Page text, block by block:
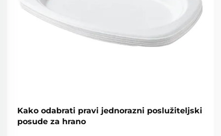
Kako odabrati pravi jednorazni poslužiteljski
posude za hrano